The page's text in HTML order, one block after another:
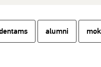
alumni